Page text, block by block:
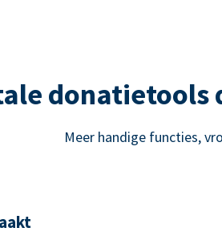
donatietools
Meer handige functies,